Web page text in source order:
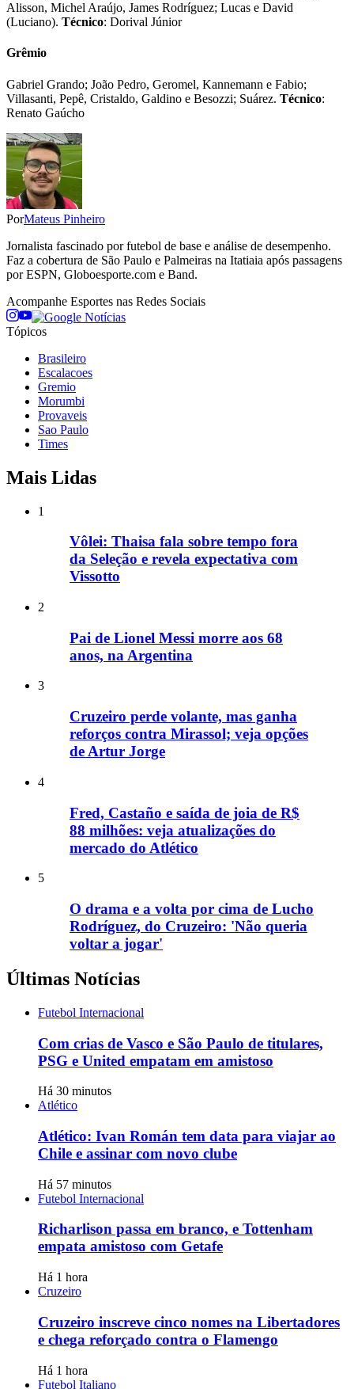
Alisson, Michel Araújo, James Rodríguez; Lucas e David
(Luciano). Técnico: Dorival Júnior
Grêmio
Gabriel Grando; João Pedro, Geromel, Kannemann e Fabio;
Villasanti, Pepê, Cristaldo, Galdino e Besozzi; Suárez. Técnico:
Renato Gaúcho
PorMateus Pinheiro
Jornalista fascinado por futebol de base e análise de desempenho.
Faz a cobertura de São Paulo e Palmeiras na Itatiaia após passagens
por ESPN, Globoesporte.com e Band.
Acompanhe Esportes nas Redes Sociais
Tópicos
Brasileiro
Escalacoes
Gremio
Morumbi
Provaveis
Sao Paulo
Times
Mais Lidas
1
Vôlei: Thaisa fala sobre tempo fora
da Seleção e revela expectativa com
Vissotto
2
Pai de Lionel Messi morre aos 68
anos, na Argentina
3
Cruzeiro perde volante, mas ganha
reforços contra Mirassol; veja opções
de Artur Jorge
4
Fred, Castaño e saída de joia de R$
88 milhões: veja atualizações do
mercado do Atlético
5
O drama e a volta por cima de Lucho
Rodríguez, do Cruzeiro: 'Não queria
voltar a jogar'
Últimas Notícias
Futebol Internacional
Com crias de Vasco e São Paulo de titulares,
PSG e United empatam em amistoso
Há 30 minutos
Atlético
Atlético: Ivan Román tem data para viajar ao
Chile e assinar com novo clube
Há 57 minutos
Futebol Internacional
Richarlison passa em branco, e Tottenham
empata amistoso com Getafe
Há 1 hora
Cruzeiro
Cruzeiro inscreve cinco nomes na Libertadores
e chega reforçado contra o Flamengo
Há 1 hora
Futebol Italiano